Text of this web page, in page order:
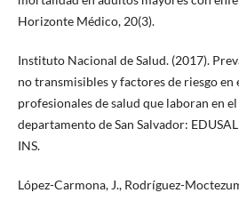
Horizonte Médico, 20(3).
Instituto Nacional de Salud. (2017).
no transmisibles y factores de riesgo
profesionales de salud que laboran en
departamento de San Salvador:
INS.
López-Carmona, J., Rodríguez-